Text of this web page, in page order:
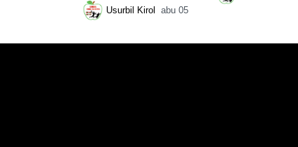
Usurbil Kirol abu 05